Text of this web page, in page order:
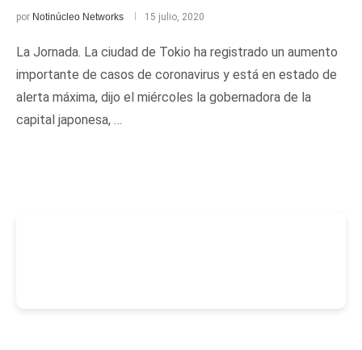
por Notinúcleo Networks 15 julio, 2020
La Jornada. La ciudad de Tokio ha registrado un aumento
importante de casos de coronavirus y está en estado de
alerta máxima, dijo el miércoles la gobernadora de la
capital japonesa, …